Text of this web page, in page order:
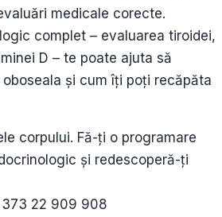
medicale corecte.
complet – evaluarea tiroidei,
D – te poate ajuta să
și cum îți poți recăpăta
corpului. Fă-ți o programare
și redescoperă-ți
22 909 908